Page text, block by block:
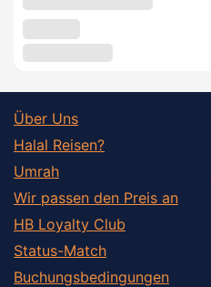
Über Uns
Halal Reisen?
Umrah
Wir passen den Preis an
HB Loyalty Club
Status-Match
Buchungsbedingungen